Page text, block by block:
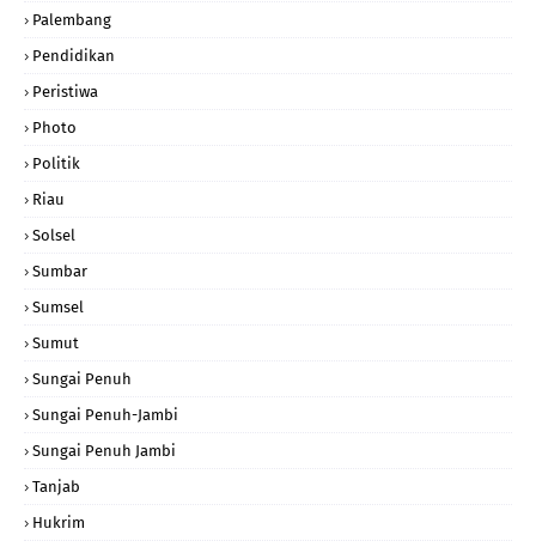
Palembang
Pendidikan
Peristiwa
Photo
Politik
Riau
Solsel
Sumbar
Sumsel
Sumut
Sungai Penuh
Sungai Penuh-Jambi
Sungai Penuh Jambi
Tanjab
Hukrim